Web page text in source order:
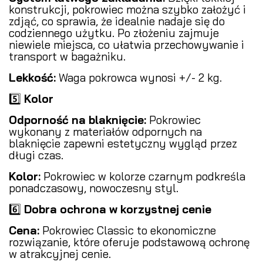
konstrukcji, pokrowiec można szybko założyć i
zdjąć, co sprawia, że idealnie nadaje się do
codziennego użytku. Po złożeniu zajmuje
niewiele miejsca, co ułatwia przechowywanie i
transport w bagażniku.
Lekkość: Waga pokrowca wynosi +/- 2 kg.
5️⃣ Kolor
Odporność na blaknięcie: Pokrowiec
wykonany z materiałów odpornych na
blaknięcie zapewni estetyczny wygląd przez
długi czas.
Kolor: Pokrowiec w kolorze czarnym podkreśla
ponadczasowy, nowoczesny styl.
6️⃣ Dobra ochrona w korzystnej cenie
Cena: Pokrowiec Classic to ekonomiczne
rozwiązanie, które oferuje podstawową ochronę
w atrakcyjnej cenie.